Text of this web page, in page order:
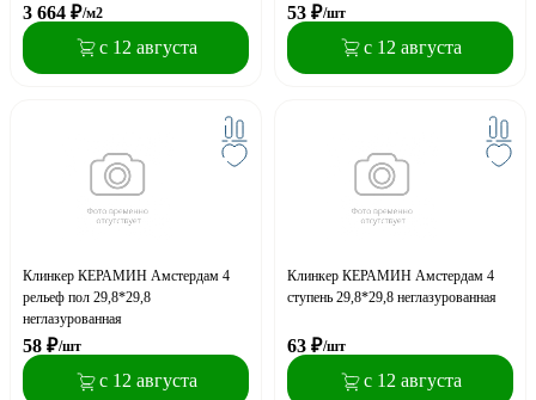
3 664 ₽/м2
с 12 августа
53 ₽/шт
с 12 августа
Клинкер КЕРАМИН Амстердам 4
рельеф пол 29,8*29,8
неглазурованная
58 ₽/шт
с 12 августа
Клинкер КЕРАМИН Амстердам 4
ступень 29,8*29,8 неглазурованная
63 ₽/шт
с 12 августа